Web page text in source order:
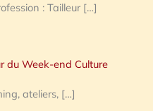
: Tailleur […]
du Week-end Culture
ateliers, […]